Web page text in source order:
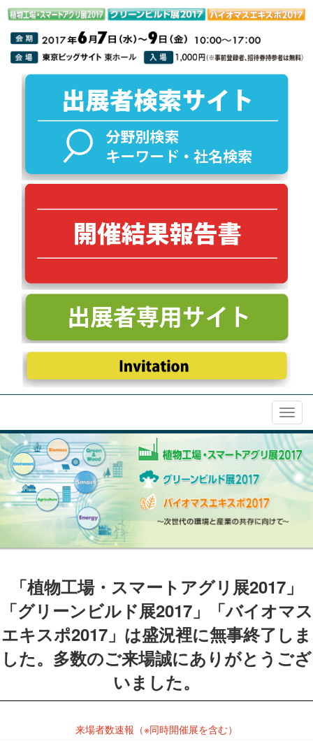
「植物工場・スマートアグリ展2017」
「グリーンビルド展2017」「バイオマス
エキスポ2017」は盛況裡に無事終了しま
した。多数のご来場誠にありがとうござ
いました。
来場者数速報（※同時開催展を含む）